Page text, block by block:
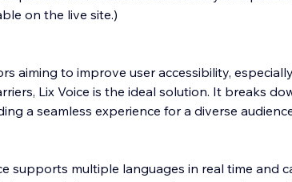
on the live site.)
aiming to improve user accessibility,
Lix Voice is the ideal solution. It breaks
a seamless experience for a diverse
supports multiple languages in real time and